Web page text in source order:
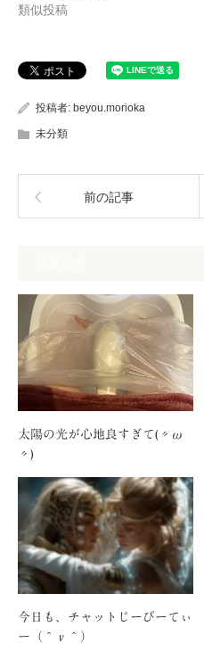
類似投稿
投稿者: beyou.morioka
未分類
前の記事
太陽の光が心地良すぎて(〃ω
〃)
今日も、チャットじーぴーてぃ
ー（＾ν＾）